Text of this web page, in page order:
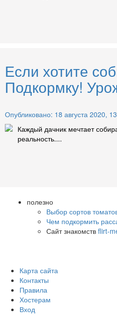
Если хотите
Подкормку!
Опубликовано: 18 августа 2020,
Каждый дачник мечтает
реальность....
полезно
Выбор сортов
Чем подкормить
Сайт знакомств flirt-
Карта сайта
Контакты
Правила
Хостерам
Вход